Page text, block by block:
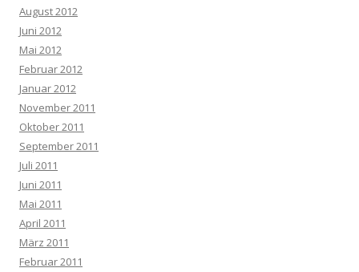
August 2012
Juni 2012
Mai 2012
Februar 2012
Januar 2012
November 2011
Oktober 2011
September 2011
Juli 2011
Juni 2011
Mai 2011
April 2011
März 2011
Februar 2011